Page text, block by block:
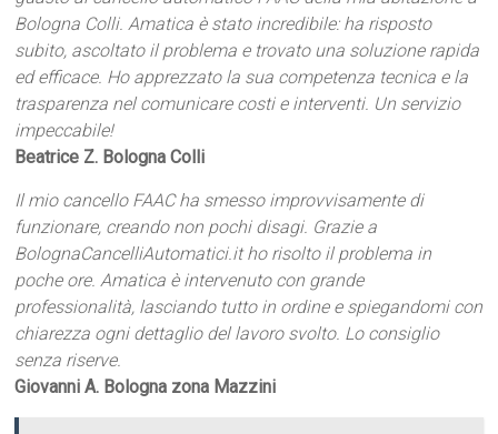
Bologna Colli. Amatica è stato incredibile: ha risposto
subito, ascoltato il problema e trovato una soluzione rapida
ed efficace. Ho apprezzato la sua competenza tecnica e la
trasparenza nel comunicare costi e interventi. Un servizio
impeccabile!
Beatrice Z. Bologna Colli
Il mio cancello FAAC ha smesso improvvisamente di
funzionare, creando non pochi disagi. Grazie a
BolognaCancelliAutomatici.it ho risolto il problema in
poche ore. Amatica è intervenuto con grande
professionalità, lasciando tutto in ordine e spiegandomi con
chiarezza ogni dettaglio del lavoro svolto. Lo consiglio
senza riserve.
Giovanni A. Bologna zona Mazzini